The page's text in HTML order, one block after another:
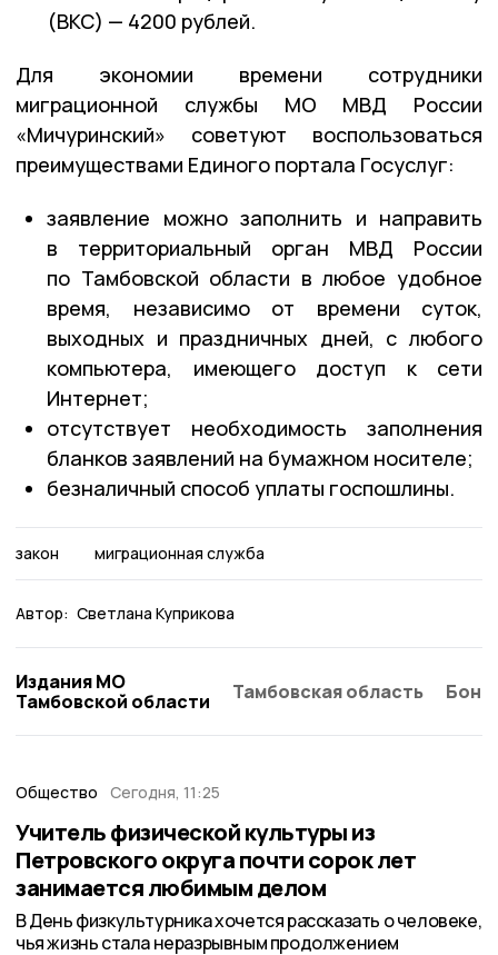
(ВКС) — 4200 рублей.
Для экономии времени сотрудники
миграционной службы МО МВД России
«Мичуринский» советуют воспользоваться
преимуществами Единого портала Госуслуг:
заявление можно заполнить и направить
в территориальный орган МВД России
по Тамбовской области в любое удобное
время, независимо от времени суток,
выходных и праздничных дней, с любого
компьютера, имеющего доступ к сети
Интернет;
отсутствует необходимость заполнения
бланков заявлений на бумажном носителе;
безналичный способ уплаты госпошлины.
закон миграционная служба
Автор: Светлана Куприкова
Издания МО
Тамбовской области
Тамбовская область
Общество Сегодня, 11:25
Учитель физической культуры из
Петровского округа почти сорок лет
занимается любимым делом
В День физкультурника хочется рассказать о человеке,
чья жизнь стала неразрывным продолжением